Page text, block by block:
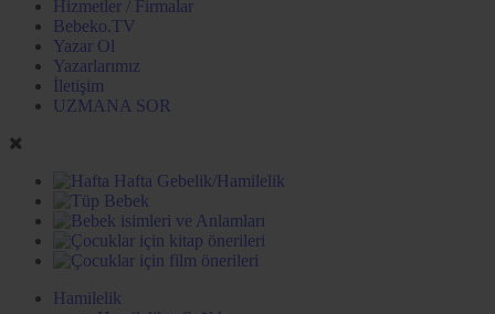
Hizmetler / Firmalar
Bebeko.TV
Yazar Ol
Yazarlarımız
İletişim
UZMANA SOR
Hamilelik